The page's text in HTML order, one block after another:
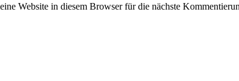
Website in diesem Browser für die nächste